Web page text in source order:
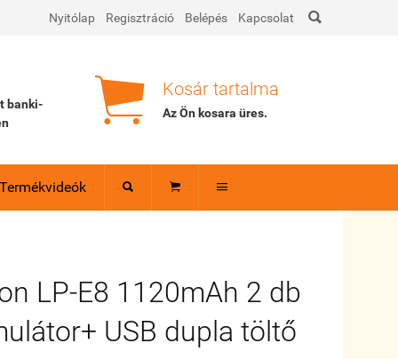
Nyitólap Regisztráció Belépés Kapcsolat 
banki-
 Kosár tartalma
Az Ön kosaraüres.
Termékvideók   
LP-E8 1120mAh 2 db
USB dupla töltő